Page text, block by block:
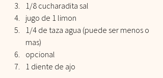
1/8 cucharadita sal
jugo de 1 limon
1/4 de taza agua (puede ser menos o
mas)
opcional
1 diente de ajo